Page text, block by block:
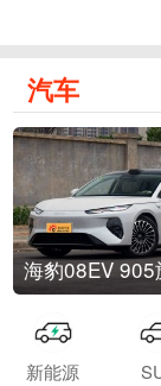
汽车
海豹08EV 905
新能源